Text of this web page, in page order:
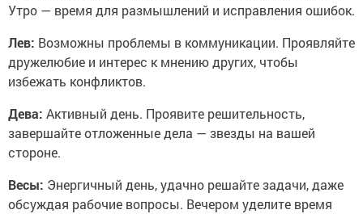
Утро — время для размышлений и исправления ошибок.
Лев: Возможны проблемы в коммуникации. Проявляйте
дружелюбие и интерес к мнению других, чтобы
избежать конфликтов.
Дева: Активный день. Проявите решительность,
завершайте отложенные дела — звезды на вашей
стороне.
Весы: Энергичный день, удачно решайте задачи, даже
обсуждая рабочие вопросы. Вечером уделите время